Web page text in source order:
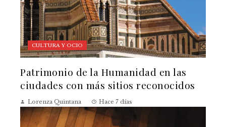
CULTURA Y OCIO
Patrimonio de la Humanidad en las
ciudades con más sitios reconocidos
Lorenza Quintana Hace 7 días